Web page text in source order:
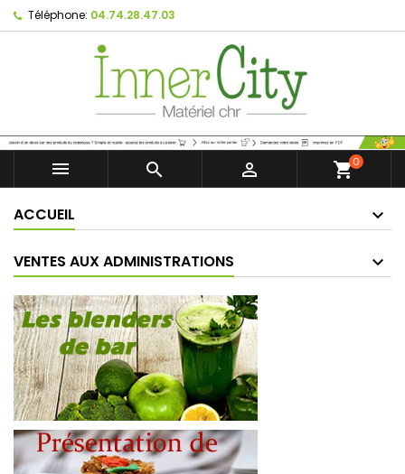
Téléphone: 04.74.28.47.03
   shopping_cart0
ACCUEIL
VENTES AUX ADMINISTRATIONS